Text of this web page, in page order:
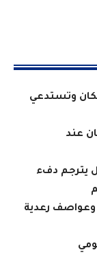
وتستدعي
عند
يترجم دفء
موجة حر تصل إلى 47 درجة وعواصف رعدية